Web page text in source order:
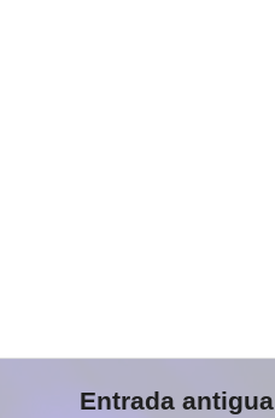
Entrada antigua